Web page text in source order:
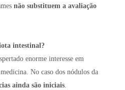
não substituem a avaliação
intestinal?
enorme interesse em
No caso dos nódulos da
ainda são iniciais.